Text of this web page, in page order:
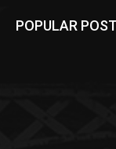
POPULAR